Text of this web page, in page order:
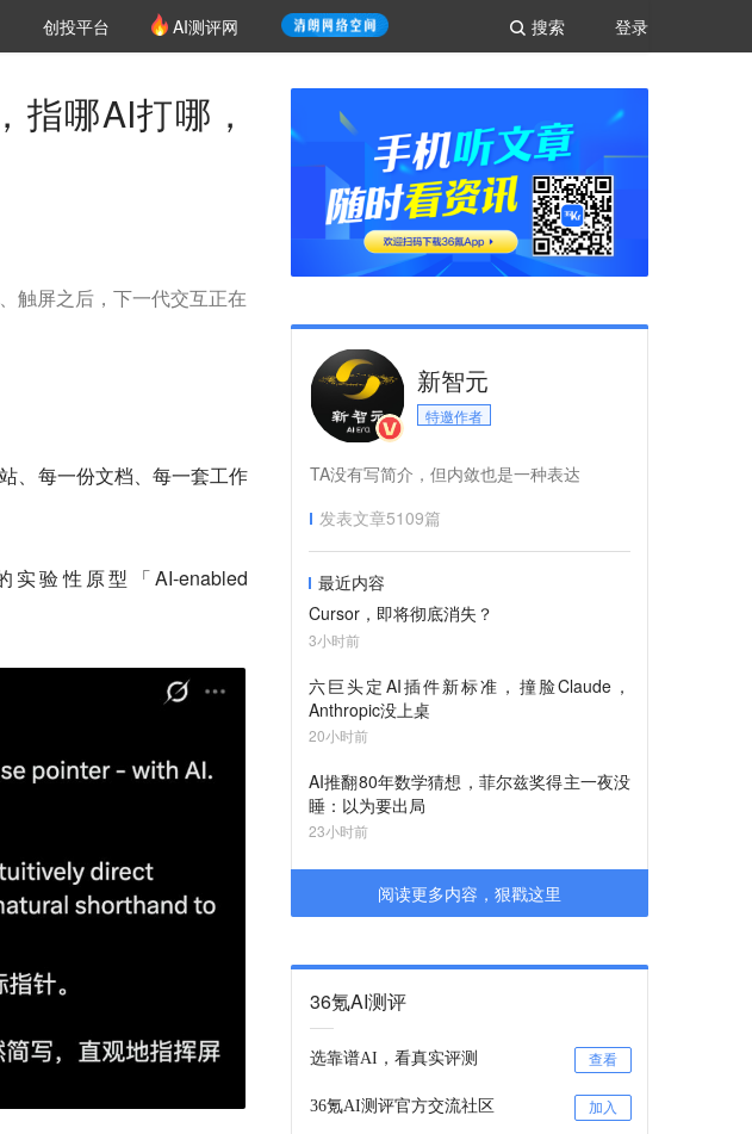
登录
搜索
创投平台 AI测评网
指哪AI打哪，
触屏之后，下一代交互正在
、每一份文档、每一套工作
实验性原型「AI-enabled
新智元
特邀作者
TA没有写简介，但内敛也是一种表达
发表文章5109篇
最近内容
Cursor，即将彻底消失？
3小时前
六巨头定AI插件新标准，撞脸Claude，
Anthropic没上桌
20小时前
AI推翻80年数学猜想，菲尔兹奖得主一夜没
睡：以为要出局
23小时前
阅读更多内容，狠戳这里
36氪AI测评
选靠谱AI，看真实评测 查看
36氪AI测评官方交流社区 加入